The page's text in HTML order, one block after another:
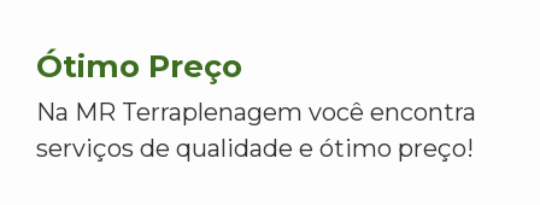
Ótimo Preço
Na MR Terraplenagem você encontra
serviços de qualidade e ótimo preço!